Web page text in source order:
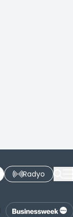
Radyo